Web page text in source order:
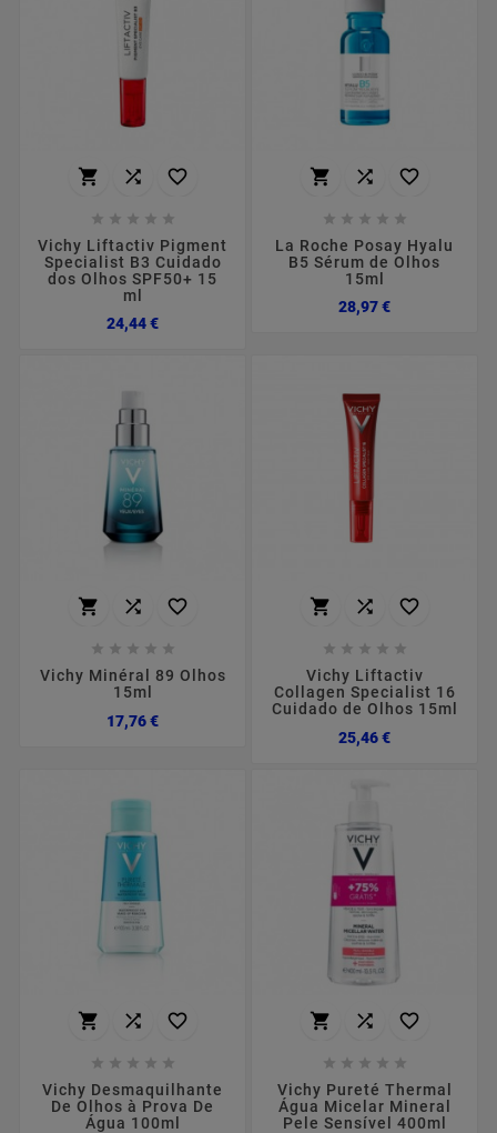
  
    
Vichy Liftactiv Pigment
Specialist B3 Cuidado
dos Olhos SPF50+ 15
ml
24,44 €Preço
  
    
La Roche Posay Hyalu
B5 Sérum de Olhos
15ml
28,97 €Preço
  
    
Vichy Minéral 89 Olhos
15ml
17,76 €Preço
  
    
Vichy Liftactiv
Collagen Specialist 16
Cuidado de Olhos 15ml
25,46 €Preço
  
    
Vichy Desmaquilhante
De Olhos à Prova De
Água 100ml
  
    
Vichy Pureté Thermal
Água Micelar Mineral
Pele Sensível 400ml